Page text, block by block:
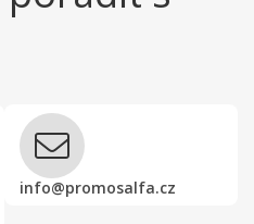
info@promosalfa.cz